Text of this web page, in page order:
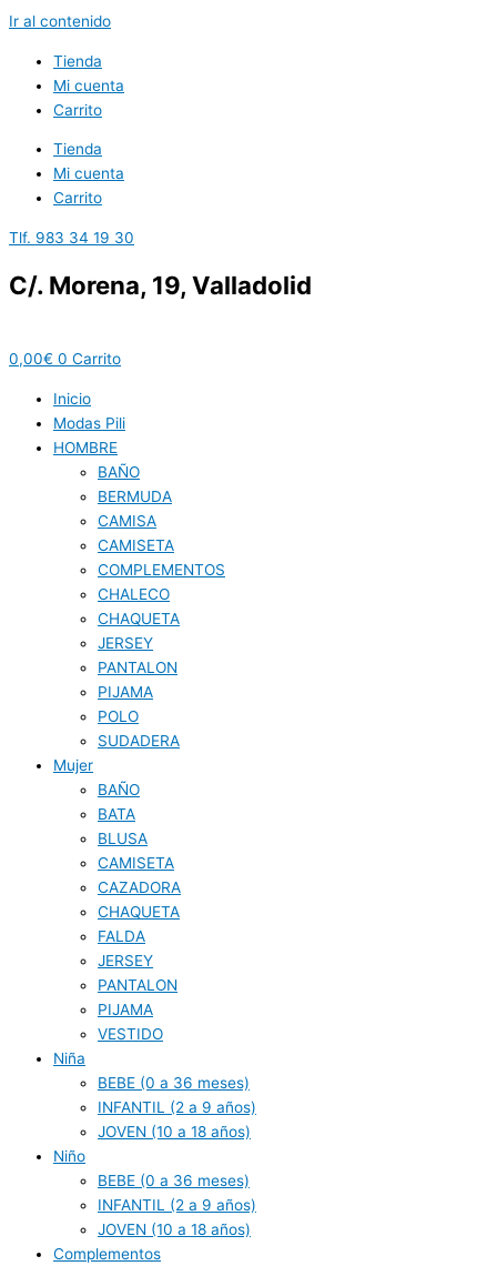
Ir al contenido
Tienda
Mi cuenta
Carrito
Tienda
Mi cuenta
Carrito
Tlf. 983 34 19 30
C/. Morena, 19, Valladolid
0,00€ 0 Carrito
Inicio
Modas Pili
HOMBRE
BAÑO
BERMUDA
CAMISA
CAMISETA
COMPLEMENTOS
CHALECO
CHAQUETA
JERSEY
PANTALON
PIJAMA
POLO
SUDADERA
Mujer
BAÑO
BATA
BLUSA
CAMISETA
CAZADORA
CHAQUETA
FALDA
JERSEY
PANTALON
PIJAMA
VESTIDO
Niña
BEBE (0 a 36 meses)
INFANTIL (2 a 9 años)
JOVEN (10 a 18 años)
Niño
BEBE (0 a 36 meses)
INFANTIL (2 a 9 años)
JOVEN (10 a 18 años)
Complementos